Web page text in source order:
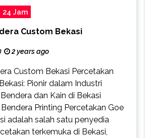
Jam
Custom Bekasi
2 years ago
Custom Bekasi Percetakan
Pionir dalam Industri
dan Kain di Bekasi
Printing Percetakan Goe
adalah salah satu penyedia
terkemuka di Bekasi,